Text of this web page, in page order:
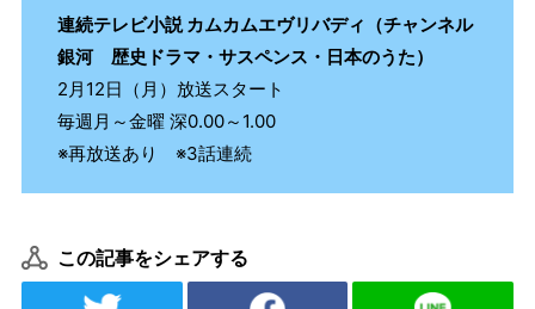
連続テレビ小説 カムカムエヴリバディ（チャンネル
銀河 歴史ドラマ・サスペンス・日本のうた）
2月12日（月）放送スタート
毎週月～金曜 深0.00～1.00
※再放送あり ※3話連続
この記事をシェアする